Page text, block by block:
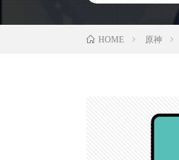
HOME 原神